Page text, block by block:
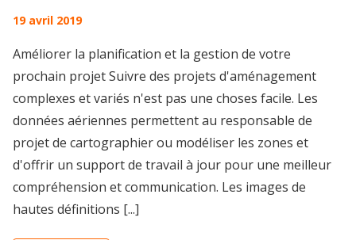
19 avril 2019
Améliorer la planification et la gestion de votre
prochain projet Suivre des projets d'aménagement
complexes et variés n'est pas une choses facile. Les
données aériennes permettent au responsable de
projet de cartographier ou modéliser les zones et
d'offrir un support de travail à jour pour une meilleur
compréhension et communication. Les images de
hautes définitions [...]